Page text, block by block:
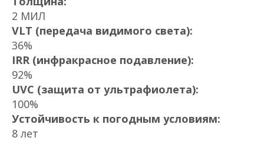
2 МИЛ
VLT (передача видимого света):
36%
IRR (инфракрасное подавление):
92%
UVC (защита от ультрафиолета):
100%
Устойчивость к погодным условиям:
8 лет